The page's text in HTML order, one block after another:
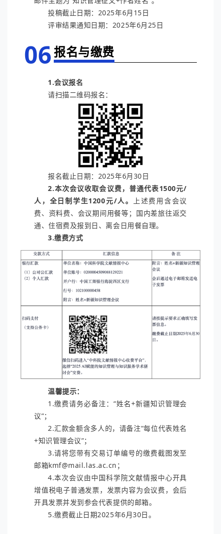
投稿截止日期：2025年6月15日
评审结果通知日期：2025年6月25日
06报名与缴费
1.会议报名
请扫描二维码报名：
报名截止日期：2025年6月30日
2.本次会议收取会议费，普通代表1500元/
人，全日制学生1200元/人。
上述费用含会议
费、资料费、会议期间用餐等；国内差旅往返交
通、住宿费及报到日、离会日用餐自理。
3.缴费方式
温馨提示：
1.缴费请务必备注：“姓名+新疆知识管理会
议”；
2.汇款金额含多人的，请备注“每位代表姓名
+知识管理会议”；
3.请将您带有交易订单编号的缴费截图发至
邮箱kmf@mail.las.ac.cn；
4.本次会议由中国科学院文献情报中心开具
增值税电子普通发票，发票内容为会议费，会后
开具发票并发到参会代表提供的邮箱。
5.缴费截止日期2025年6月30日。